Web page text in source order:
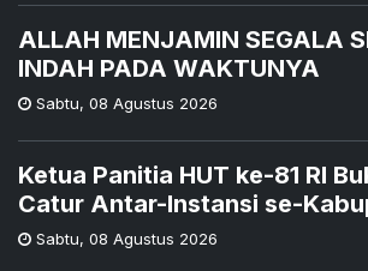
ALLAH MENJAMIN SEGALA
INDAH PADA WAKTUNYA
Sabtu, 08 Agustus 2026
Ketua Panitia HUT ke-81 RI
Catur Antar-Instansi se-
Sabtu, 08 Agustus 2026